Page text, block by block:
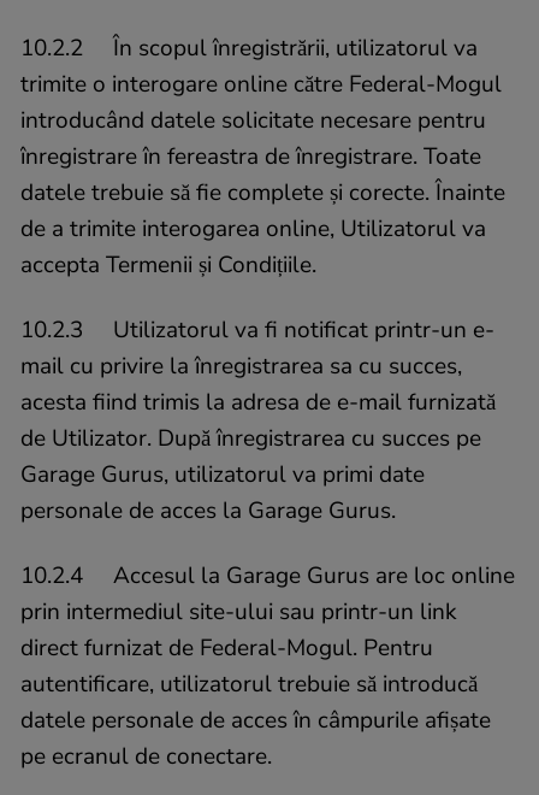
10.2.2 În scopul înregistrării, utilizatorul va
trimite o interogare online către Federal-Mogul
introducând datele solicitate necesare pentru
înregistrare în fereastra de înregistrare. Toate
datele trebuie să fie complete și corecte. Înainte
de a trimite interogarea online, Utilizatorul va
accepta Termenii și Condițiile.
10.2.3 Utilizatorul va fi notificat printr-un e-
mail cu privire la înregistrarea sa cu succes,
acesta fiind trimis la adresa de e-mail furnizată
de Utilizator. După înregistrarea cu succes pe
Garage Gurus, utilizatorul va primi date
personale de acces la Garage Gurus.
10.2.4 Accesul la Garage Gurus are loc online
prin intermediul site-ului sau printr-un link
direct furnizat de Federal-Mogul. Pentru
autentificare, utilizatorul trebuie să introducă
datele personale de acces în câmpurile afișate
pe ecranul de conectare.